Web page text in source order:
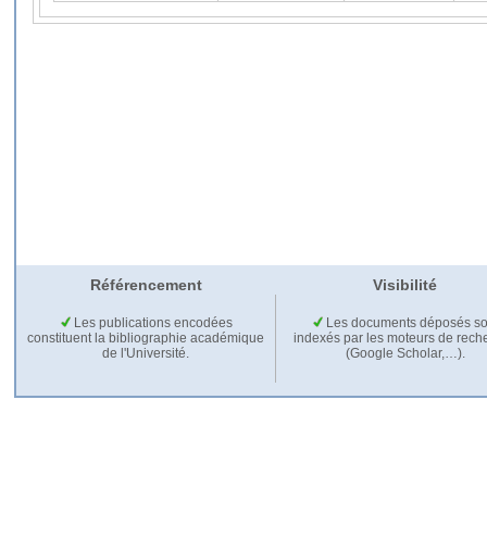
Référencement Visibilité
Les publications encodées
constituent la bibliographie académique
de l'Université.
Les documents déposés
indexés par les moteurs de
(Google Scholar,…).